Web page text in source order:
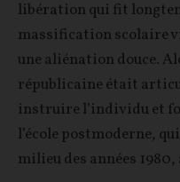
libération qui fit
massification scolaire
une aliénation douce.
républicaine était
instruire l’individu et
l’école postmoderne,
milieu des années